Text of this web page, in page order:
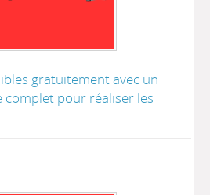
gratuitement avec un
complet pour réaliser les